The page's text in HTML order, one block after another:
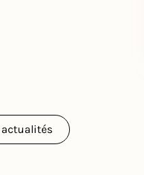
actualités